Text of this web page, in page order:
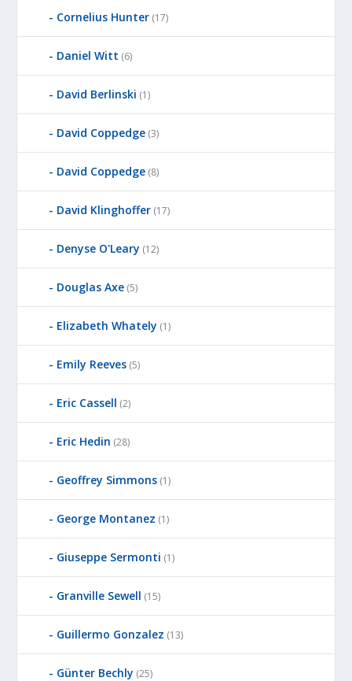
Cornelius Hunter (17)
Daniel Witt (6)
David Berlinski (1)
David Coppedge (3)
David Coppedge (8)
David Klinghoffer (17)
Denyse O'Leary (12)
Douglas Axe (5)
Elizabeth Whately (1)
Emily Reeves (5)
Eric Cassell (2)
Eric Hedin (28)
Geoffrey Simmons (1)
George Montanez (1)
Giuseppe Sermonti (1)
Granville Sewell (15)
Guillermo Gonzalez (13)
Günter Bechly (25)